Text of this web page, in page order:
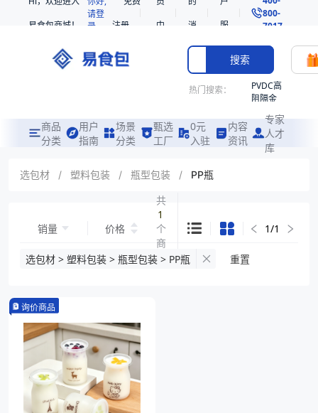
易食包商城！
请登
录
注册
中
消
息
服
务
800-
7017
搜索
热门搜索：
PVDC高
阻隔金
共挤热
收缩袋
221360
商品
分类
用户
指南
场景
分类
甄选
工厂
0元
入驻
内容
资讯
专家
人才
库
选包材 / 塑料包装 / 瓶型包装 / PP瓶
销量 价格
共
1
个
商
品
1/1
选包材 > 塑料包装 > 瓶型包装 > PP瓶 重置
询价商品